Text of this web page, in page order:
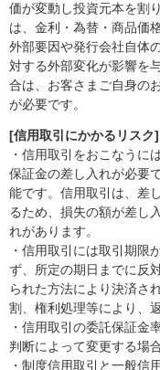
価が変動し投資元本を割
は、金利・為替・商品価
外部要因や発行会社自体
対する外部変化が影響を
合は、お客さまご自身の
が必要です。
[信用取引にかかるリスク]
・信用取引をおこなうに
保証金の差し入れが必要
能です。信用取引は、差
るため、損失の額が差し
れがあります。
・信用取引には取引期限
ず、所定の期日までに反
られた方法により決済さ
割、権利処理等により、
・信用取引の委託保証金
判断によって変更する場
・制度信用取引と一般信